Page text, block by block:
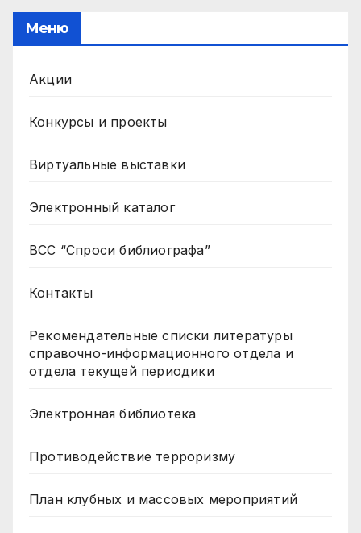
Меню
Акции
Конкурсы и проекты
Виртуальные выставки
Электронный каталог
ВСС “Спроси библиографа”
Контакты
Рекомендательные списки литературы
справочно-информационного отдела и
отдела текущей периодики
Электронная библиотека
Противодействие терроризму
План клубных и массовых мероприятий